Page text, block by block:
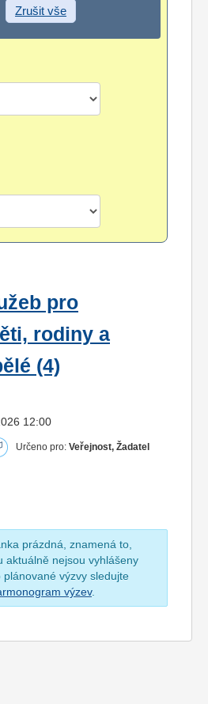
Zrušit vše
pro
rodiny a
(4)
12:00
Určeno pro: Veřejnost, Žadatel
prázdná, znamená to,
aktuálně nejsou vyhlášeny
plánované výzvy sledujte
výzev.